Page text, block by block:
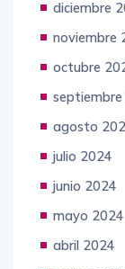
diciembre
noviembre
octubre
agosto
julio 2024
junio 2024
mayo 2024
abril 2024